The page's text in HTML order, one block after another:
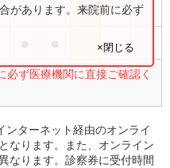
●
ず医療機関に直接ご確認く
があります。来院前に必ず
×閉じる
ンターネット経由のオンライ
なります。また、オンライン
なります。診察券に受付時間